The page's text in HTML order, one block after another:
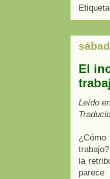
El
Leído
la
parece